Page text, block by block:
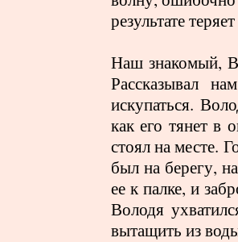
результате
Наш знакомый,
Рассказывал
искупаться.
как его тянет в
стоял на месте.
был на берегу,
ее к палке, и
Володя
вытащить из